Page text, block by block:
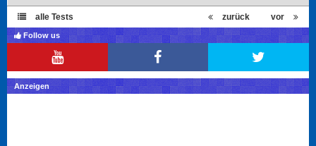
alle Tests vor
zurück
Follow us
Anzeigen